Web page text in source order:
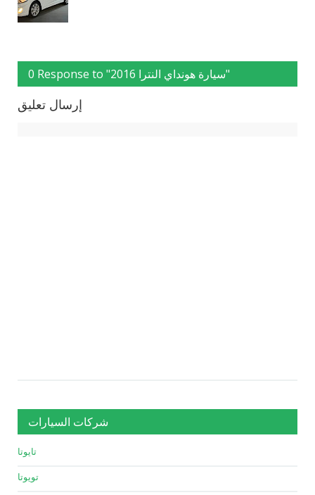
0 Response to "سيارة هونداي النترا 2016"
إرسال تعليق
شركات السيارات
تايوتا
تويوتا